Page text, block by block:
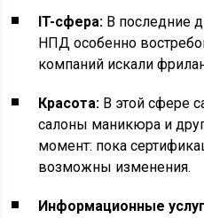
IT-сфера: В последние
НПД особенно
компаний искали
Красота: В этой сфере
салоны маникюра и
момент: пока
возможны изменения.
Информационные